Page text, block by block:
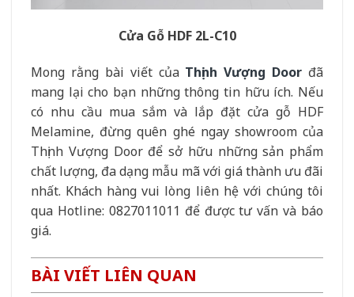
Cửa Gỗ HDF 2L-C10
Mong rằng bài viết của Thịnh Vượng Door đã
mang lại cho bạn những thông tin hữu ích. Nếu
có nhu cầu mua sắm và lắp đặt cửa gỗ HDF
Melamine, đừng quên ghé ngay showroom của
Thịnh Vượng Door để sở hữu những sản phẩm
chất lượng, đa dạng mẫu mã với giá thành ưu đãi
nhất. Khách hàng vui lòng liên hệ với chúng tôi
qua Hotline: 0827011011 để được tư vấn và báo
giá.
BÀI VIẾT LIÊN QUAN